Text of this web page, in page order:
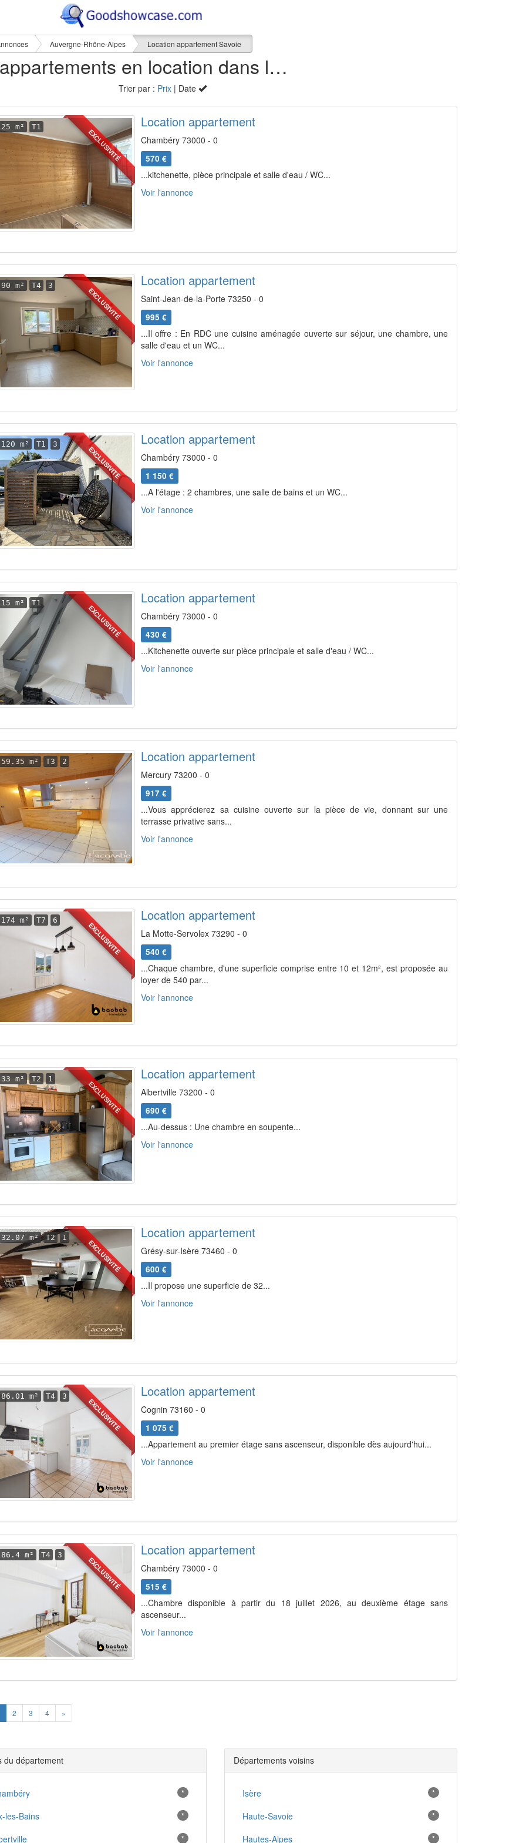
Auvergne-Rhône-Alpes Location appartement Savoie
36 appartements en location dans la Savoie (73)
Trier par : Prix| Date
EXCLUSIVITÉ
25 m² T1 Location appartement
Chambéry 73000 - 0
570 €
...kitchenette, pièce principale et salle d'eau / WC...
Voir l'annonce
EXCLUSIVITÉ
90 m² T4 3 Location appartement
Saint-Jean-de-la-Porte 73250 - 0
995 €
...Il offre : En RDC une cuisine aménagée ouverte sur séjour, une chambre, une
salle d'eau et un WC...
Voir l'annonce
EXCLUSIVITÉ
120 m² T1 3 Location appartement
Chambéry 73000 - 0
1 150 €
...A l'étage : 2 chambres, une salle de bains et un WC...
Voir l'annonce
EXCLUSIVITÉ
15 m² T1 Location appartement
Chambéry 73000 - 0
430 €
...Kitchenette ouverte sur pièce principale et salle d'eau / WC...
Voir l'annonce
59.35 m² T3 2 Location appartement
Mercury 73200 - 0
917 €
...Vous apprécierez sa cuisine ouverte sur la pièce de vie, donnant sur une
terrasse privative sans...
Voir l'annonce
EXCLUSIVITÉ
174 m² T7 6 Location appartement
La Motte-Servolex 73290 - 0
540 €
...Chaque chambre, d'une superficie comprise entre 10 et 12m², est proposée au
loyer de 540 par...
Voir l'annonce
EXCLUSIVITÉ
33 m² T2 1 Location appartement
Albertville 73200 - 0
690 €
...Au-dessus : Une chambre en soupente...
Voir l'annonce
EXCLUSIVITÉ
32.07 m² T2 1 Location appartement
Grésy-sur-Isère 73460 - 0
600 €
...Il propose une superficie de 32...
Voir l'annonce
EXCLUSIVITÉ
86.01 m² T4 3 Location appartement
Cognin 73160 - 0
1 075 €
...Appartement au premier étage sans ascenseur, disponible dès aujourd'hui...
Voir l'annonce
EXCLUSIVITÉ
86.4 m² T4 3 Location appartement
Chambéry 73000 - 0
515 €
...Chambre disponible à partir du 18 juillet 2026, au deuxième étage sans
ascenseur...
Voir l'annonce
2 3 4 »
du département
*
les-Bains *
*
Départements voisins
Isère *
Haute-Savoie *
Hautes-Alpes *